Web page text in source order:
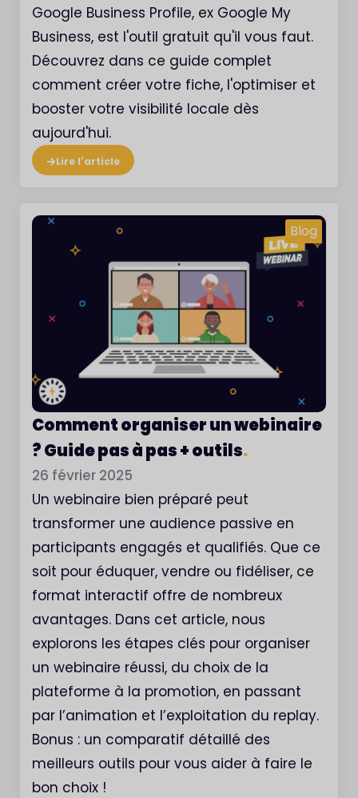
Google Business Profile, ex Google My
Business, est l'outil gratuit qu'il vous faut.
Découvrez dans ce guide complet
comment créer votre fiche, l'optimiser et
booster votre visibilité locale dès
aujourd'hui.
Lire l'article
Blog
Comment organiser un webinaire
? Guide pas à pas + outils.
26 février 2025
Un webinaire bien préparé peut
transformer une audience passive en
participants engagés et qualifiés. Que ce
soit pour éduquer, vendre ou fidéliser, ce
format interactif offre de nombreux
avantages. Dans cet article, nous
explorons les étapes clés pour organiser
un webinaire réussi, du choix de la
plateforme à la promotion, en passant
par l’animation et l’exploitation du replay.
Bonus : un comparatif détaillé des
meilleurs outils pour vous aider à faire le
bon choix !